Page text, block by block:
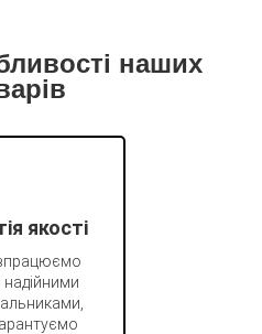
наших
якості